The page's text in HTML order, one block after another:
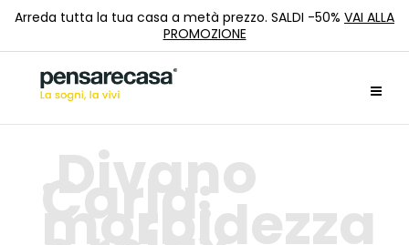
Arreda tutta la tua casa a metà prezzo. SALDI -50% VAI ALLA
PROMOZIONE
Divano
Carla:
morbidezza